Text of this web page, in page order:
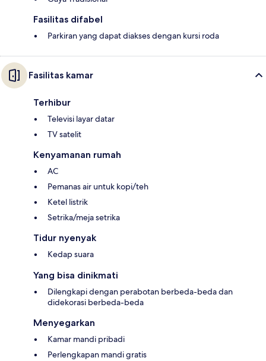
Fasilitas difabel
Parkiran yang dapat diakses dengan kursi roda
Fasilitas kamar
Terhibur
Televisi layar datar
TV satelit
Kenyamanan rumah
AC
Pemanas air untuk kopi/teh
Ketel listrik
Setrika/meja setrika
Tidur nyenyak
Kedap suara
Yang bisa dinikmati
Dilengkapi dengan perabotan berbeda-beda dan
didekorasi berbeda-beda
Menyegarkan
Kamar mandi pribadi
Perlengkapan mandi gratis